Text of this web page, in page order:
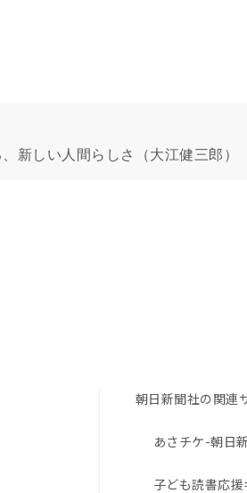
新しい人間らしさ（大江健三郎）
朝日新聞社の関連
あさチケ-朝日
子ども読書応